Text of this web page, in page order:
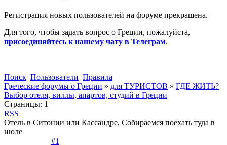
Регистрация новых пользователей на форуме прекращена.
Для того, чтобы задать вопрос о Греции, пожалуйста,
присоединяйтесь к нашему чату в Телеграм.
Поиск Пользователи Правила
Греческие форумы о Греции » для ТУРИСТОВ » ГДЕ ЖИТЬ?
Выбор отеля, виллы, апартов, студий в Греции
Страницы: 1
RSS
Отель в Ситонии или Кассандре, Собираемся поехать туда в
июле
#1